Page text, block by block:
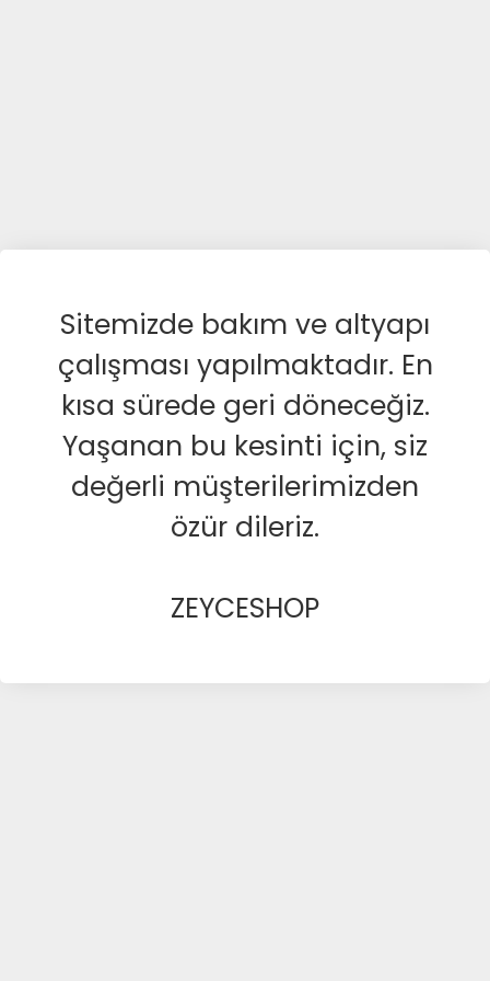
Sitemizde bakım ve altyapı
çalışması yapılmaktadır. En
kısa sürede geri döneceğiz.
Yaşanan bu kesinti için, siz
değerli müşterilerimizden
özür dileriz.
ZEYCESHOP